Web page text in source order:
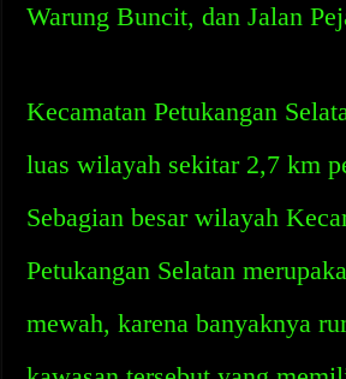
Warung Buncit, dan Jalan
Kecamatan Petukangan
luas wilayah sekitar 2,7 km
Sebagian besar wilayah
Petukangan Selatan
mewah, karena banyaknya